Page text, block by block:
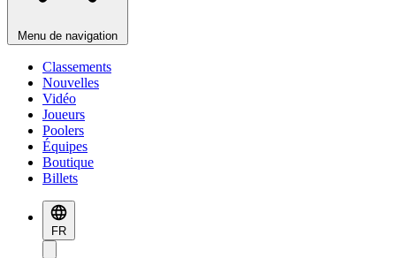
Menu de navigation
Classements
Nouvelles
Vidéo
Joueurs
Poolers
Équipes
Boutique
Billets
FR